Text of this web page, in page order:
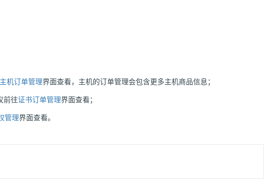
机订单管理界面查看，主机的订单管理会包含更多主机商品信息；
前往证书订单管理界面查看；
管理界面查看。